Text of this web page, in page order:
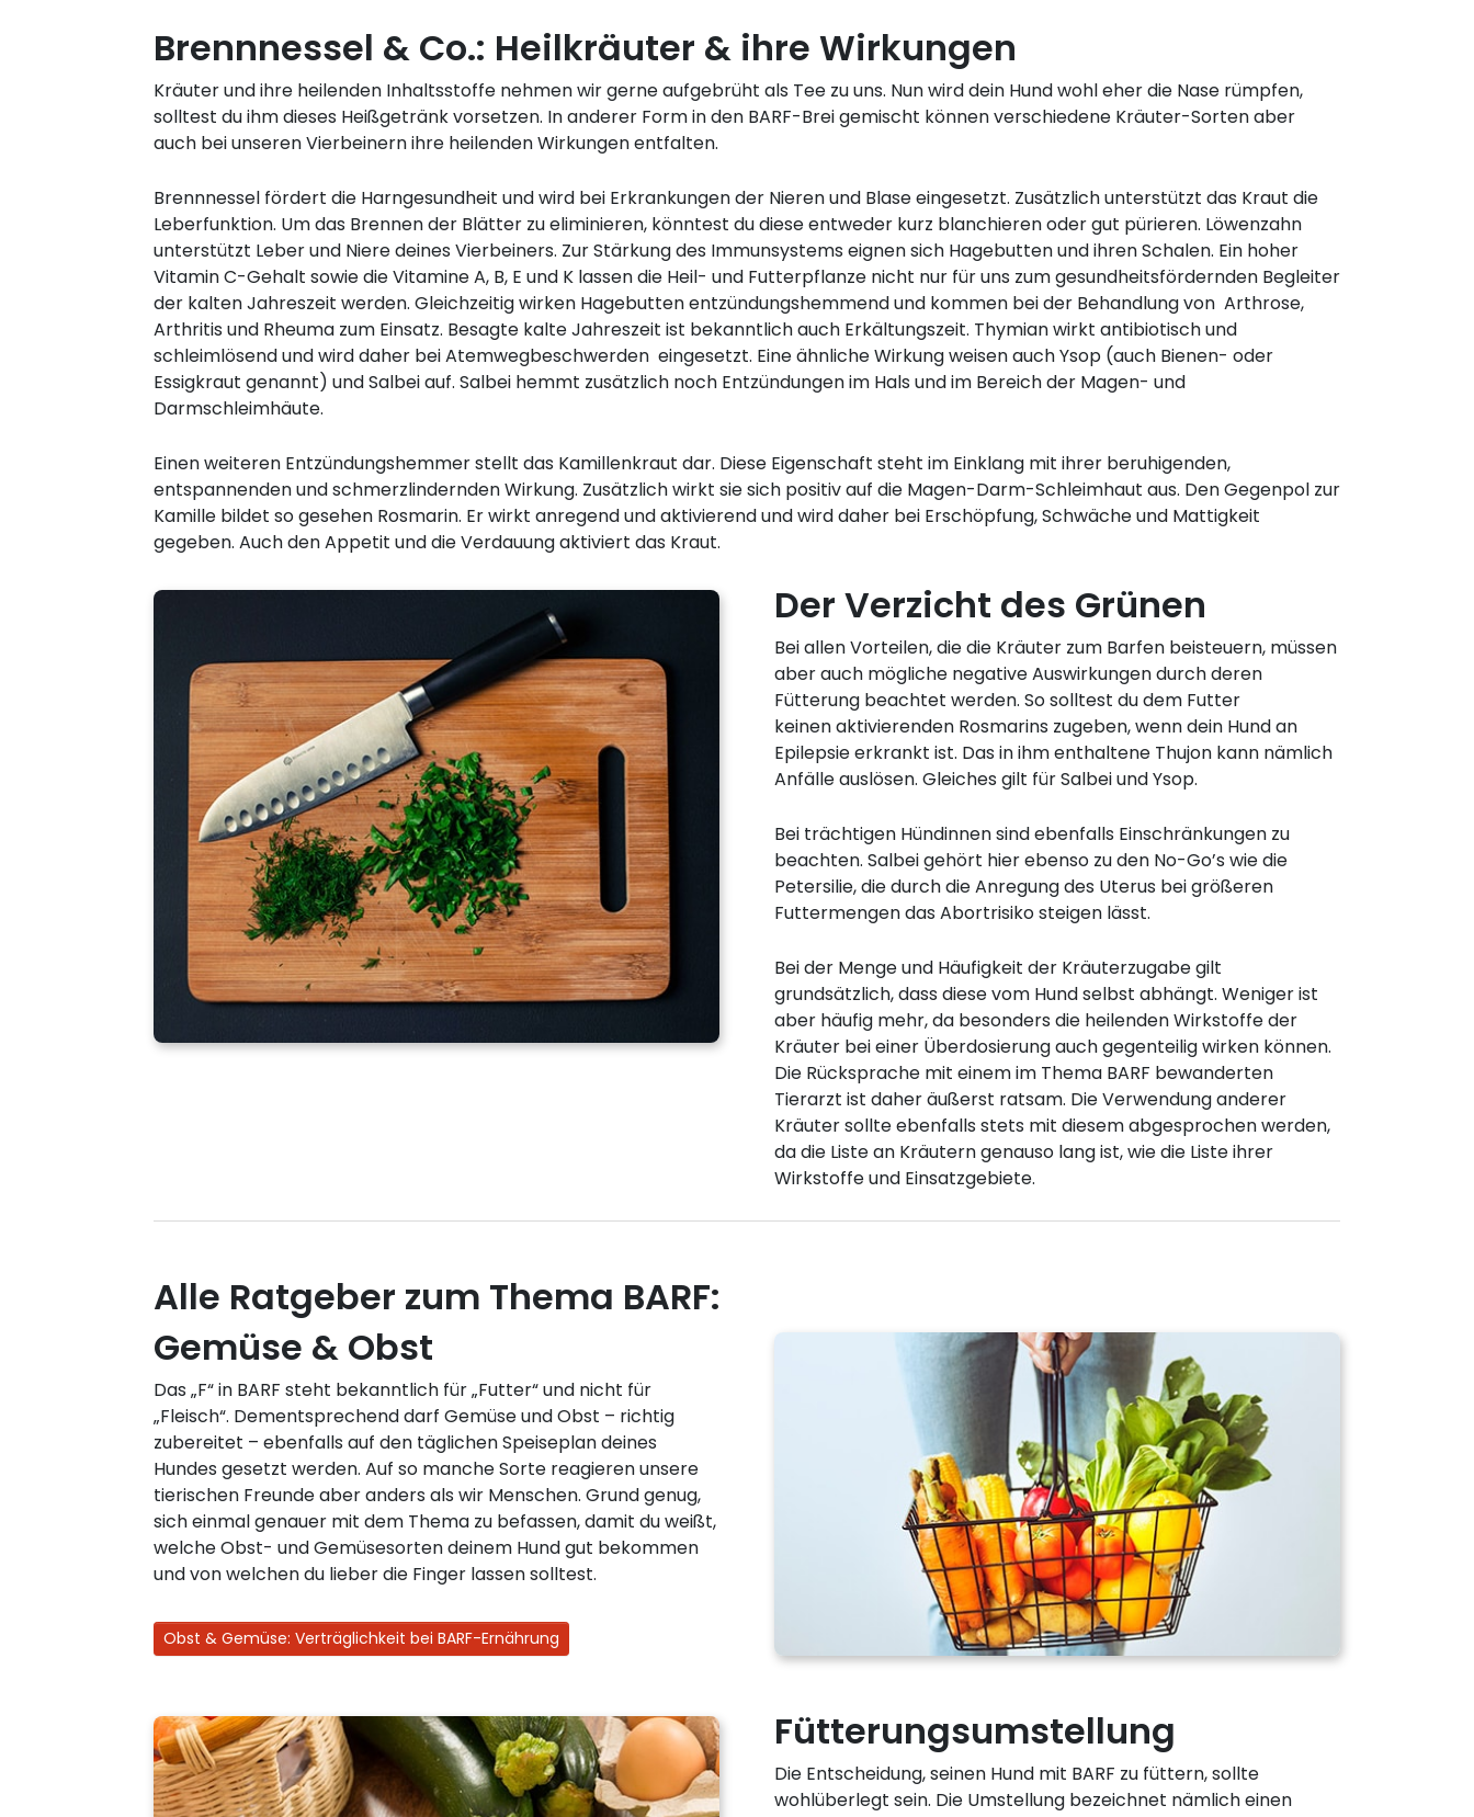
Brennnessel & Co.: Heilkräuter & ihre Wirkungen
Kräuter und ihre heilenden Inhaltsstoffe nehmen wir gerne aufgebrüht als Tee zu uns. Nun wird dein Hund wohl eher die Nase rümpfen,
solltest du ihm dieses Heißgetränk vorsetzen. In anderer Form in den BARF-Brei gemischt können verschiedene Kräuter-Sorten aber
auch bei unseren Vierbeinern ihre heilenden Wirkungen entfalten.
Brennnessel fördert die Harngesundheit und wird bei Erkrankungen der Nieren und Blase eingesetzt. Zusätzlich unterstützt das Kraut die
Leberfunktion. Um das Brennen der Blätter zu eliminieren, könntest du diese entweder kurz blanchieren oder gut pürieren. Löwenzahn
unterstützt Leber und Niere deines Vierbeiners. Zur Stärkung des Immunsystems eignen sich Hagebutten und ihren Schalen. Ein hoher
Vitamin C-Gehalt sowie die Vitamine A, B, E und K lassen die Heil- und Futterpflanze nicht nur für uns zum gesundheitsfördernden Begleiter
der kalten Jahreszeit werden. Gleichzeitig wirken Hagebutten entzündungshemmend und kommen bei der Behandlung von Arthrose,
Arthritis und Rheuma zum Einsatz. Besagte kalte Jahreszeit ist bekanntlich auch Erkältungszeit. Thymian wirkt antibiotisch und
schleimlösend und wird daher bei Atemwegbeschwerden eingesetzt. Eine ähnliche Wirkung weisen auch Ysop (auch Bienen- oder
Essigkraut genannt) und Salbei auf. Salbei hemmt zusätzlich noch Entzündungen im Hals und im Bereich der Magen- und
Darmschleimhäute.
Einen weiteren Entzündungshemmer stellt das Kamillenkraut dar. Diese Eigenschaft steht im Einklang mit ihrer beruhigenden,
entspannenden und schmerzlindernden Wirkung. Zusätzlich wirkt sie sich positiv auf die Magen-Darm-Schleimhaut aus. Den Gegenpol zur
Kamille bildet so gesehen Rosmarin. Er wirkt anregend und aktivierend und wird daher bei Erschöpfung, Schwäche und Mattigkeit
gegeben. Auch den Appetit und die Verdauung aktiviert das Kraut.
Der Verzicht des Grünen
Bei allen Vorteilen, die die Kräuter zum Barfen beisteuern, müssen
aber auch mögliche negative Auswirkungen durch deren
Fütterung beachtet werden. So solltest du dem Futter
keinen aktivierenden Rosmarins zugeben, wenn dein Hund an
Epilepsie erkrankt ist. Das in ihm enthaltene Thujon kann nämlich
Anfälle auslösen. Gleiches gilt für Salbei und Ysop.
Bei trächtigen Hündinnen sind ebenfalls Einschränkungen zu
beachten. Salbei gehört hier ebenso zu den No-Go’s wie die
Petersilie, die durch die Anregung des Uterus bei größeren
Futtermengen das Abortrisiko steigen lässt.
Bei der Menge und Häufigkeit der Kräuterzugabe gilt
grundsätzlich, dass diese vom Hund selbst abhängt. Weniger ist
aber häufig mehr, da besonders die heilenden Wirkstoffe der
Kräuter bei einer Überdosierung auch gegenteilig wirken können.
Die Rücksprache mit einem im Thema BARF bewanderten
Tierarzt ist daher äußerst ratsam. Die Verwendung anderer
Kräuter sollte ebenfalls stets mit diesem abgesprochen werden,
da die Liste an Kräutern genauso lang ist, wie die Liste ihrer
Wirkstoffe und Einsatzgebiete.
Alle Ratgeber zum Thema BARF:
Gemüse & Obst
Das „F“ in BARF steht bekanntlich für „Futter“ und nicht für
„Fleisch“. Dementsprechend darf Gemüse und Obst – richtig
zubereitet – ebenfalls auf den täglichen Speiseplan deines
Hundes gesetzt werden. Auf so manche Sorte reagieren unsere
tierischen Freunde aber anders als wir Menschen. Grund genug,
sich einmal genauer mit dem Thema zu befassen, damit du weißt,
welche Obst- und Gemüsesorten deinem Hund gut bekommen
und von welchen du lieber die Finger lassen solltest.
Obst & Gemüse: Verträglichkeit bei BARF-Ernährung
Fütterungsumstellung
Die Entscheidung, seinen Hund mit BARF zu füttern, sollte
wohlüberlegt sein. Die Umstellung bezeichnet nämlich einen